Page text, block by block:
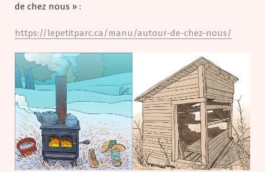
de chez nous » :
https://lepetitparc.ca/manu/autour-de-chez-nous/